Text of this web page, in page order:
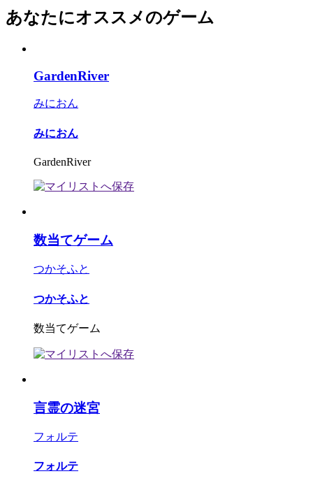
あなたにオススメのゲーム
GardenRiver
みにおん
みにおん
GardenRiver
数当てゲーム
つかそふと
つかそふと
数当てゲーム
言霊の迷宮
フォルテ
フォルテ